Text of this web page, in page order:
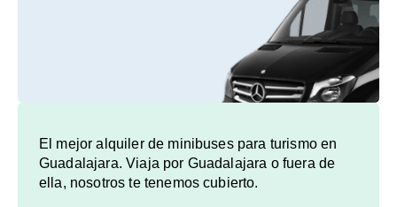
El mejor alquiler de minibuses para turismo en
Guadalajara. Viaja por Guadalajara o fuera de
ella, nosotros te tenemos cubierto.